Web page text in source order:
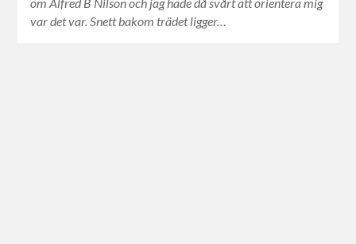
var det var. Snett bakom trädet ligger…